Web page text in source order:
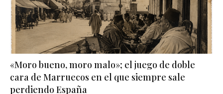
«Moro bueno, moro malo»; el juego de doble
cara de Marruecos en el que siempre sale
perdiendo España